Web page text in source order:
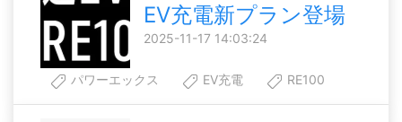
EV充電新プラン登場
2025-11-17 14:03:24
パワーエックス EV充電 RE100